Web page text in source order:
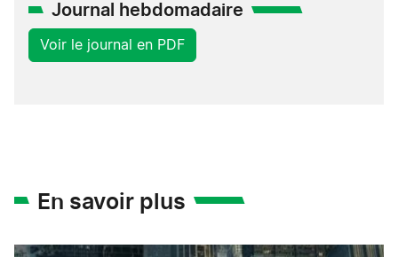
Journal hebdomadaire
Voir le journal en PDF
En savoir plus